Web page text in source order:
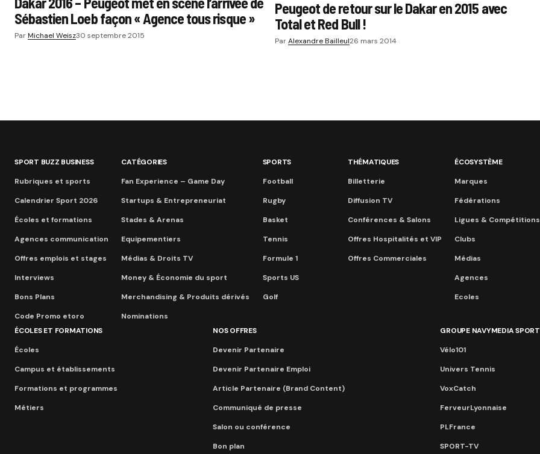
Sébastien Loeb façon « Agence tous risque »
ParMichael Weisz30 septembre 2015
Peugeot de retour sur le Dakar en 2015 avec
Total et Red Bull !
ParAlexandre Bailleul26 mars 2014
SPORT BUZZ BUSINESS
Rubriques et sports
Calendrier Sport 2026
Écoles et formations
Agences communication
Offres emplois et stages
Interviews
Bons Plans
Code Promo etoro
CATÉGORIES
Fan Experience – Game Day
Startups & Entrepreneuriat
Stades & Arenas
Equipementiers
Médias & Droits TV
Money & Économie du sport
Merchandising & Produits dérivés
Nominations
SPORTS
Football
Rugby
Basket
Tennis
Formule 1
Sports US
Golf
THÉMATIQUES
Billetterie
Diffusion TV
Conférences & Salons
Offres Hospitalités et VIP
Offres Commerciales
ÉCOSYSTÈME
Marques
Fédérations
Ligues & Compétitions
Clubs
Médias
Agences
Ecoles
ÉCOLES ET FORMATIONS
Écoles
Campus et établissements
Formations et programmes
Métiers
NOS OFFRES
Devenir Partenaire
Devenir Partenaire Emploi
Article Partenaire (Brand Content)
Communiqué de presse
Salon ou conférence
Bon plan
GROUPE NAVYMEDIA SPORT
Vélo101
Univers Tennis
VoxCatch
FerveurLyonnaise
PLFrance
SPORT-TV